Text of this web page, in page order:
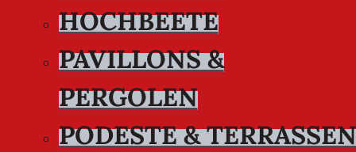
HOCHBEETE
PAVILLONS &
PERGOLEN
PODESTE & TERRASSEN